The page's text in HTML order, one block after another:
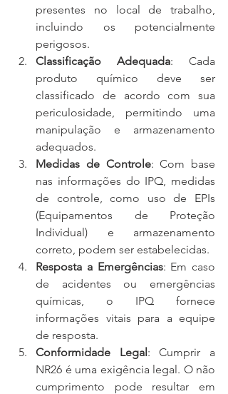
presentes no local de trabalho,
incluindo os potencialmente
perigosos.
Classificação Adequada: Cada
produto químico deve ser
classificado de acordo com sua
periculosidade, permitindo uma
manipulação e armazenamento
adequados.
Medidas de Controle: Com base
nas informações do IPQ, medidas
de controle, como uso de EPIs
(Equipamentos de Proteção
Individual) e armazenamento
correto, podem ser estabelecidas.
Resposta a Emergências: Em caso
de acidentes ou emergências
químicas, o IPQ fornece
informações vitais para a equipe
de resposta.
Conformidade Legal: Cumprir a
NR26 é uma exigência legal. O não
cumprimento pode resultar em